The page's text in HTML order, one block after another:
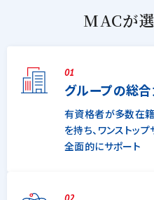
MACが
01
グループの総
有資格者が多数在
を持ち、ワンストッ
全面的にサポート